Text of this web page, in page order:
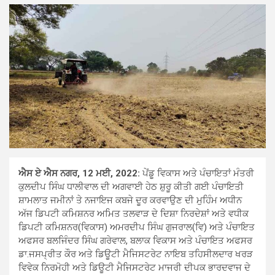
ਐਸ ਏ ਐਸ ਨਗਰ, 12 ਮਈ, 2022: ਪੇਂਡੂ ਵਿਕਾਸ ਅਤੇ ਪੰਚਾਇਤਾਂ ਮੰਤਰੀ
ਕੁਲਦੀਪ ਸਿੰਘ ਧਾਲੀਵਾਲ ਦੀ ਅਗਵਾਈ ਹੇਠ ਸ਼ੁਰੂ ਕੀਤੀ ਗਈ ਪੰਚਾਇਤੀ
ਸ਼ਾਮਲਾਤ ਜਮੀਨਾਂ ਤੇ ਨਜਾਇਜ ਕਬਜੇ ਦੂਰ ਕਰਵਾਉਣ ਦੀ ਮੁਹਿੰਮ ਅਧੀਨ
ਅੱਜ ਡਿਪਟੀ ਕਮਿਸ਼ਨਰ ਅਮਿਤ ਤਲਵਾੜ ਦੇ ਦਿਸ਼ਾ ਨਿਰਦੇਸ਼ਾਂ ਅਤੇ ਵਧੀਕ
ਡਿਪਟੀ ਕਮਿਸ਼ਨਰ(ਵਿਕਾਸ) ਅਮਰਦੀਪ ਸਿੰਘ ਗੁਜਰਾਲ(ਵਿ) ਅਤੇ ਪੰਚਾਇਤ
ਅਫਸਰ ਬਲਜਿੰਦਰ ਸਿੰਘ ਗਰੇਵਾਲ, ਬਲਾਕ ਵਿਕਾਸ ਅਤੇ ਪੰਚਾਇਤ ਅਫਸਰ
ਡਾ.ਜਸਪ੍ਰੀਤ ਕੌਰ ਅਤੇ ਡਿਊਟੀ ਮੈਜਿਸਟਰੇਟ ਨਾਇਬ ਤਹਿਸੀਲਦਾਰ ਖਰੜ
ਵਿਵੇਕ ਨਿਰਮੋਹੀ ਅਤੇ ਡਿਊਟੀ ਮੈਜਿਸਟਰੇਟ ਮਾਜਰੀ ਦੀਪਕ ਭਾਰਦਵਾਜ ਦੇ